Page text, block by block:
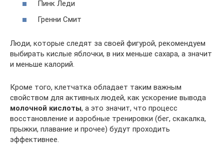
Пинк Леди
Гренни Смит
Люди, которые следят за своей фигурой, рекомендуем
выбирать кислые яблочки, в них меньше сахара, а значит
и меньше калорий.
Кроме того, клетчатка обладает таким важным
свойством для активных людей, как ускорение вывода
молочной кислоты, а это значит, что процесс
восстановление и аэробные тренировки (бег, скакалка,
прыжки, плавание и прочее) будут проходить
эффективнее.